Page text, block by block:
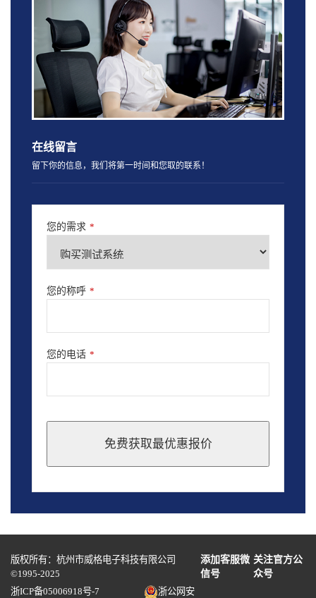
在线留言
留下你的信息，我们将第一时间和您取的联系！
您的需求 *
您的称呼 *
您的电话 *
免费获取最优惠报价
should
blank
版权所有：杭州市威格电子科技有限公司
©1995-2025
添加客服微
信号
关注官方公
众号
浙ICP备05006918号-7
浙公网安